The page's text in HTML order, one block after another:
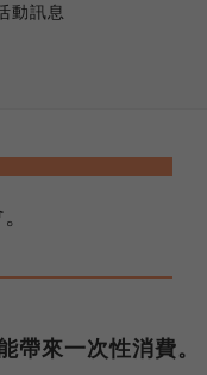
動訊息
來一次性消費。